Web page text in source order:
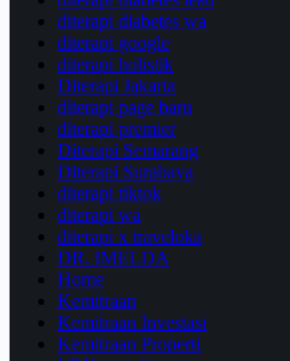
diterapi diabetes wa
diterapi google
diterapi holistik
Diterapi Jakarta
diterapi page baru
diterapi premier
Diterapi Semarang
Diterapi Surabaya
diterapi tiktok
diterapi wa
diterapi x traveloka
DR. IMELDA
Home
Kemitraan
Kemitraan Investasi
Kemitraan Properti